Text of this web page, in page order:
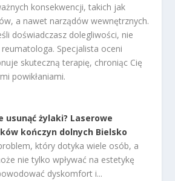
konsekwencji, takich jak
a nawet narządów wewnętrznych.
doświadczasz dolegliwości, nie
Specjalista oceni
skuteczną terapię, chroniąc Cię
powikłaniami.
usunąć żylaki? Laserowe
kończyn dolnych Bielsko
który dotyka wiele osób, a
nie tylko wpływać na estetykę
dyskomfort i...